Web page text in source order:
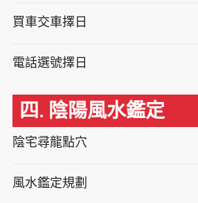
買車交車擇日
電話選號擇日
四. 陰陽風水鑑定
陰宅尋龍點穴
風水鑑定規劃